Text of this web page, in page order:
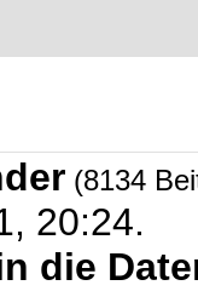
(8134
20:24.
die